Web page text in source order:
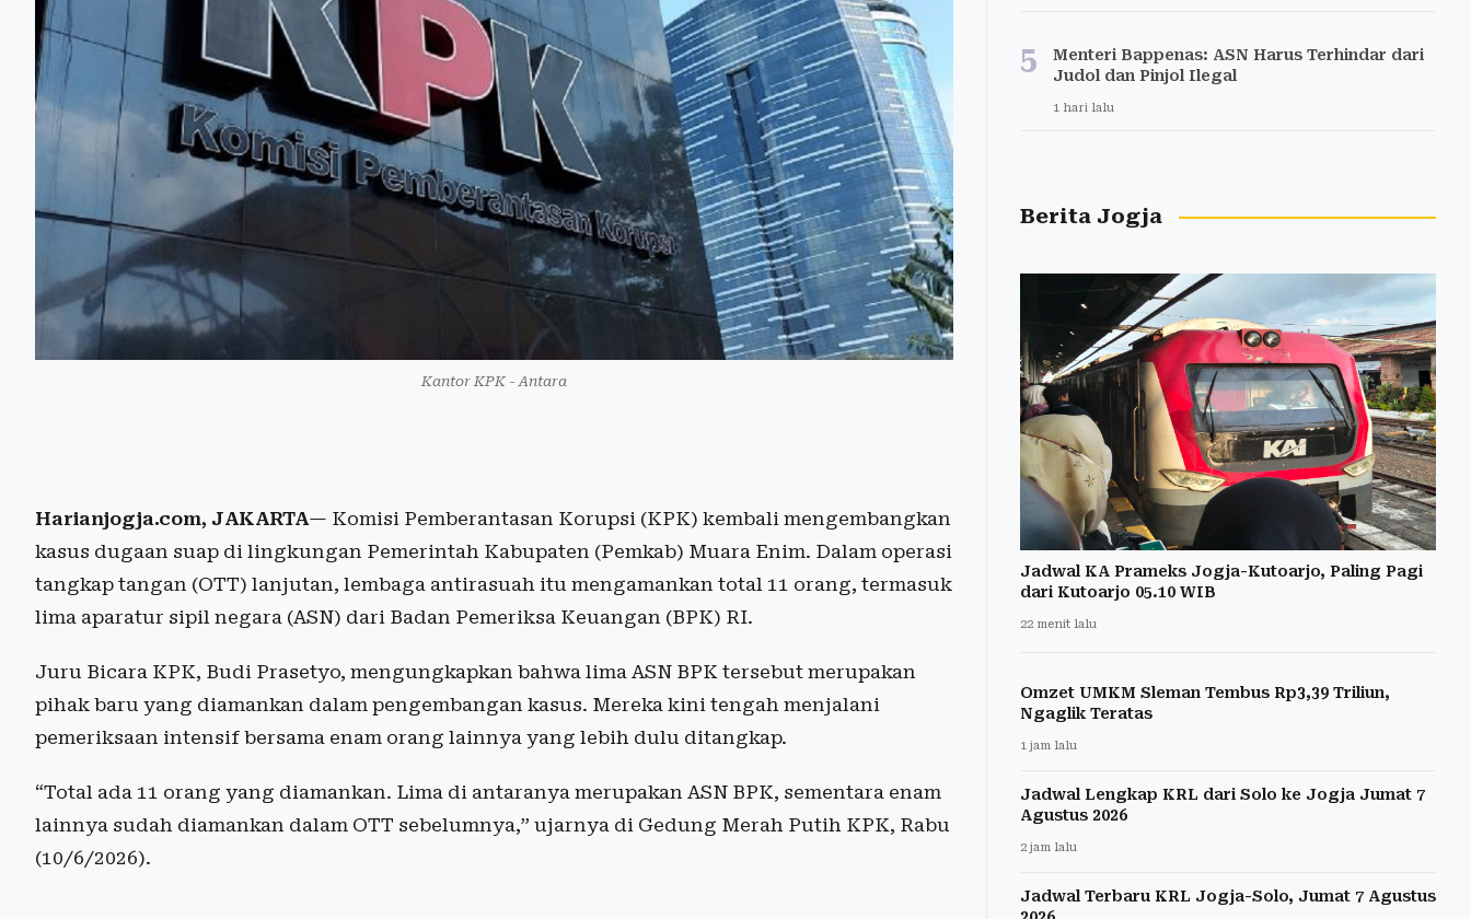
Kantor KPK - Antara
Harianjogja.com, JAKARTA— Komisi Pemberantasan Korupsi (KPK) kembali mengembangkan
kasus dugaan suap di lingkungan Pemerintah Kabupaten (Pemkab) Muara Enim. Dalam operasi
tangkap tangan (OTT) lanjutan, lembaga antirasuah itu mengamankan total 11 orang, termasuk
lima aparatur sipil negara (ASN) dari Badan Pemeriksa Keuangan (BPK) RI.
Juru Bicara KPK, Budi Prasetyo, mengungkapkan bahwa lima ASN BPK tersebut merupakan
pihak baru yang diamankan dalam pengembangan kasus. Mereka kini tengah menjalani
pemeriksaan intensif bersama enam orang lainnya yang lebih dulu ditangkap.
“Total ada 11 orang yang diamankan. Lima di antaranya merupakan ASN BPK, sementara enam
lainnya sudah diamankan dalam OTT sebelumnya,” ujarnya di Gedung Merah Putih KPK, Rabu
(10/6/2026).
5
Menteri Bappenas: ASN Harus Terhindar dari
Judol dan Pinjol Ilegal
1 hari lalu
Berita Jogja
Jadwal KA Prameks Jogja-Kutoarjo, Paling Pagi
dari Kutoarjo 05.10 WIB
22 menit lalu
Omzet UMKM Sleman Tembus Rp3,39 Triliun,
Ngaglik Teratas
1 jam lalu
Jadwal Lengkap KRL dari Solo ke Jogja Jumat 7
Agustus 2026
2 jam lalu
Jadwal Terbaru KRL Jogja-Solo, Jumat 7 Agustus